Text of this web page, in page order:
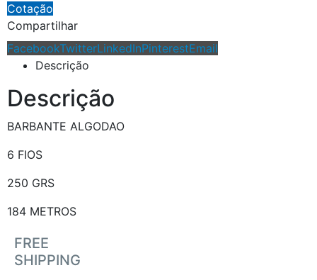
Cotação
Compartilhar
FacebookTwitterLinkedInPinterestEmail
Descrição
Descrição
BARBANTE ALGODAO
6 FIOS
250 GRS
184 METROS
FREE
SHIPPING